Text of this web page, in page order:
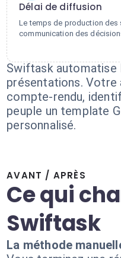
Délai de diffusion
Le temps de production des
communication des
Swiftask automatise
présentations. Votre
compte-rendu,
peuple un template
personnalisé.
AVANT / APRÈS
Ce qui
Swiftask
La méthode